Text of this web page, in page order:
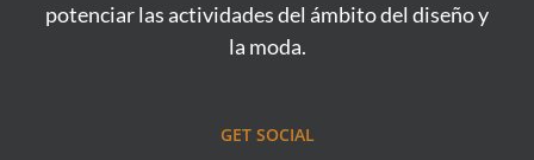
potenciar las actividades del ámbito del diseño y
la moda.
GET SOCIAL